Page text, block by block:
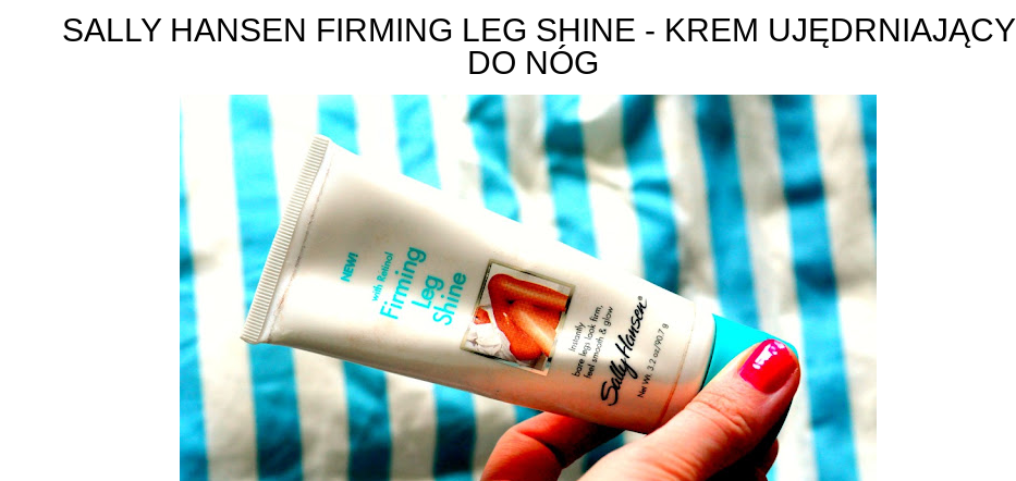
SALLY HANSEN FIRMING LEG SHINE - KREM UJĘDRNIAJĄCY
DO NÓG